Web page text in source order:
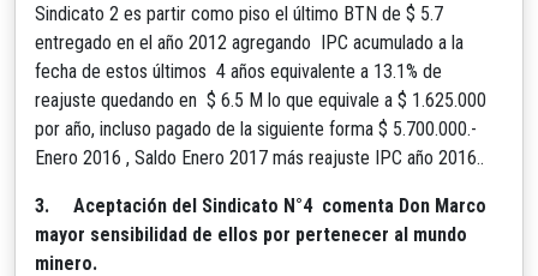
Sindicato 2 es partir como piso el último BTN de $ 5.7
entregado en el año 2012 agregando IPC acumulado a la
fecha de estos últimos 4 años equivalente a 13.1% de
reajuste quedando en $ 6.5 M lo que equivale a $ 1.625.000
por año, incluso pagado de la siguiente forma $ 5.700.000.-
Enero 2016 , Saldo Enero 2017 más reajuste IPC año 2016..
3. Aceptación del Sindicato N°4 comenta Don Marco
mayor sensibilidad de ellos por pertenecer al mundo
minero.